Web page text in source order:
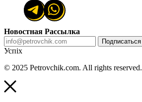
Новостная Рассылка
Подписаться
Успіх
© 2025 Petrovchik.com. All rights reserved.